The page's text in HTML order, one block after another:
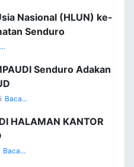
Nasional (HLUN) ke-
Senduro
Senduro Adakan
Baca...
HALAMAN KANTOR
Baca...